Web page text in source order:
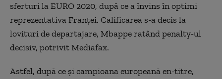
sferturi la EURO 2020, după ce a învins în optimi
reprezentativa Franței. Calificarea s-a decis la
lovituri de departajare, Mbappe ratând penalty-ul
decisiv, potrivit Mediafax.
Astfel, după ce și campioana europeană en-titre,